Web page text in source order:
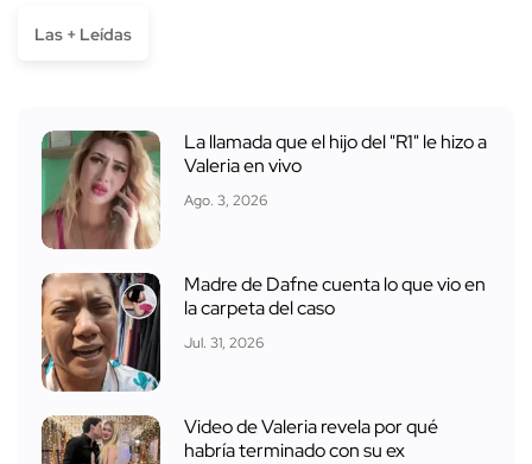
Las + Leídas
La llamada que el hijo del "R1" le hizo a
Valeria en vivo
Ago. 3, 2026
Madre de Dafne cuenta lo que vio en
la carpeta del caso
Jul. 31, 2026
Video de Valeria revela por qué
habría terminado con su ex